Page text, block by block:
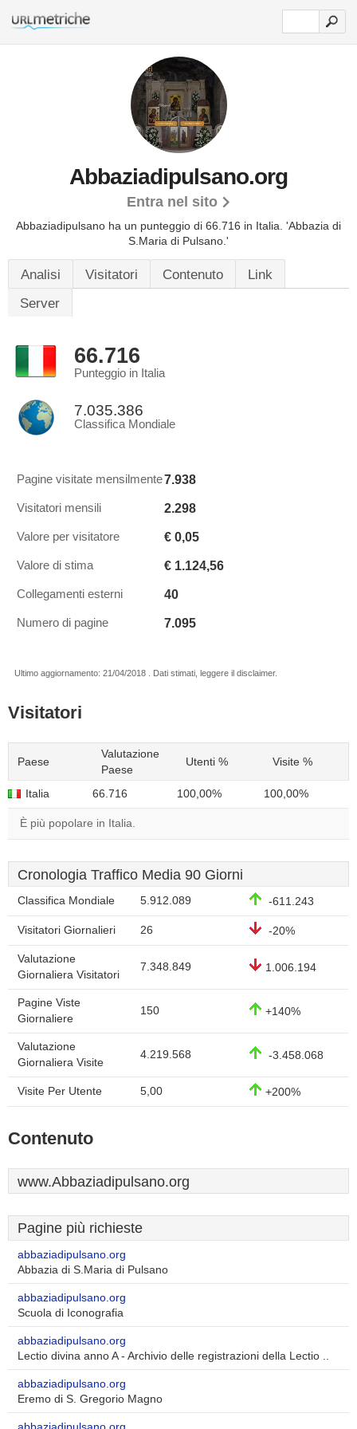
Abbaziadipulsano.org
Entra nel sito
Abbaziadipulsano ha un punteggio di 66.716 in Italia. 'Abbazia di
S.Maria di Pulsano.'
Analisi Visitatori Contenuto
Link
Server
66.716
Punteggio in Italia
7.035.386
Classifica Mondiale
Pagine visitate mensilmente7.938
Visitatori mensili 2.298
Valore per visitatore € 0,05
Valore di stima € 1.124,56
Collegamenti esterni 40
Numero di pagine 7.095
Ultimo aggiornamento: 21/04/2018 . Dati stimati, leggere il disclaimer.
Visitatori
Paese
Valutazione
Paese
Utenti % Visite %
Italia 66.716 100,00% 100,00%
È più popolare in Italia.
Cronologia Traffico Media 90 Giorni
Classifica Mondiale 5.912.089 -611.243
Visitatori Giornalieri 26 -20%
Valutazione
Giornaliera Visitatori
7.348.849 1.006.194
Pagine Viste
Giornaliere
150 +140%
Valutazione
Giornaliera Visite
4.219.568 -3.458.068
Visite Per Utente 5,00 +200%
Contenuto
www.Abbaziadipulsano.org
Pagine più richieste
abbaziadipulsano.org
Abbazia di S.Maria di Pulsano
abbaziadipulsano.org
Scuola di Iconografia
abbaziadipulsano.org
Lectio divina anno A - Archivio delle registrazioni della Lectio ..
abbaziadipulsano.org
Eremo di S. Gregorio Magno